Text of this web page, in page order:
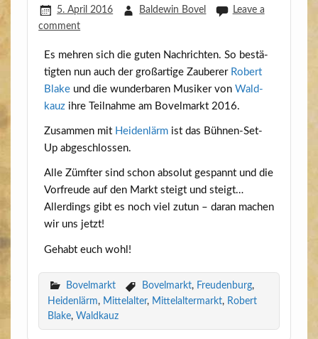
5. April 2016 Baldewin Bovel
Leave a
comment
Es meh­ren sich die guten Nach­rich­ten. So bestä­
tig­ten nun auch der groß­ar­ti­ge Zau­be­rer Robert
Bla­keund die wun­der­ba­ren Musi­ker von Wald­
kauz ihre Teil­nah­me am Bovel­markt 2016.
Zusam­men mit Hei­den­lärm ist das Büh­nen-Set-
Up abgeschlossen.
Alle Zümf­ter sind schon abso­lut gespannt und die
Vor­freu­de auf den Markt steigt und steigt…
Aller­dings gibt es noch viel zutun – dar­an machen
wir uns jetzt!
Gehabt euch wohl!
Bovelmarkt Bovelmarkt, Freudenburg,
Heidenlärm, Mittelalter, Mittelaltermarkt, Robert
Blake, Waldkauz